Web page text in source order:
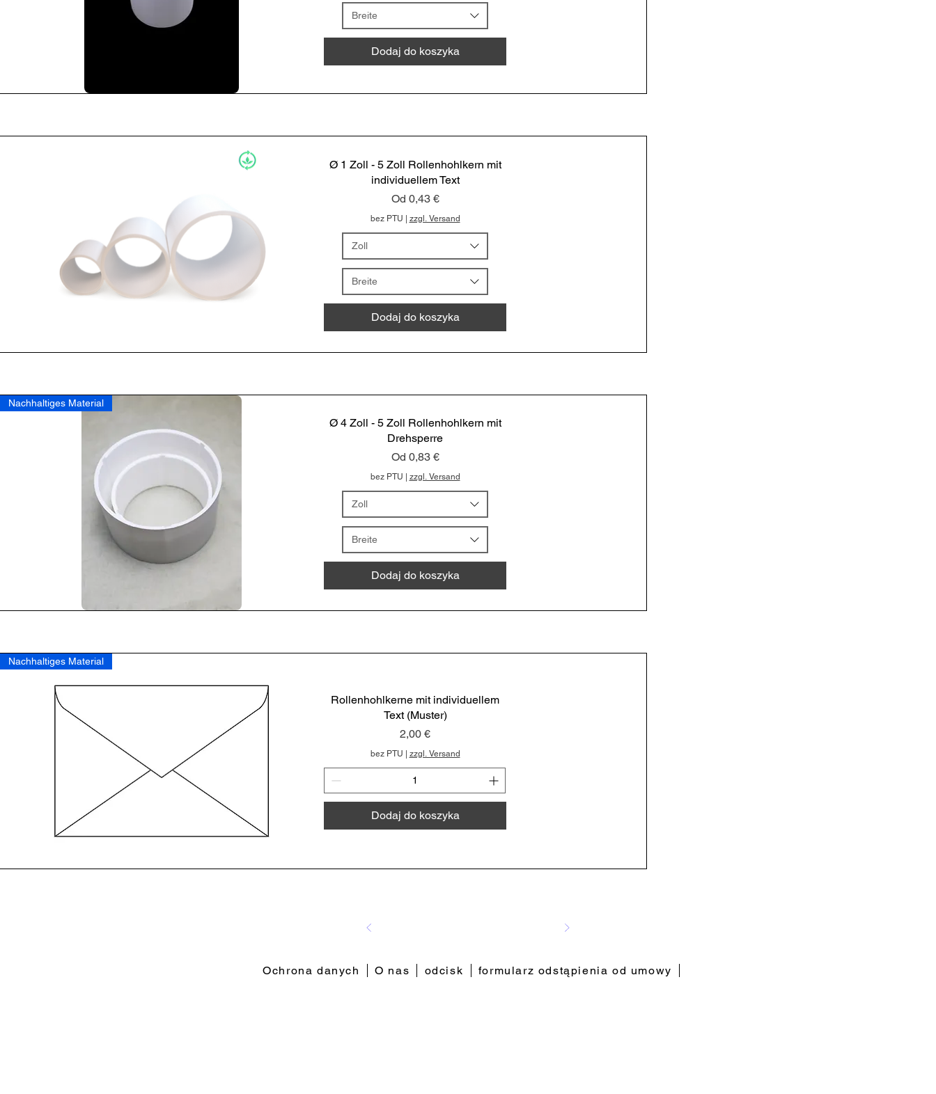
Breite
Dodaj do koszyka
Ø 1 Zoll - 5 Zoll Rollenhohlkern mit
individuellem Text
Od 0,43 €
Cena rabatowa
bez PTU zzgl. Versand
Zoll
Breite
Dodaj do koszyka
Nachhaltiges Material
Ø 4 Zoll - 5 Zoll Rollenhohlkern mit
Drehsperre
Od 0,83 €
Cena rabatowa
bez PTU zzgl. Versand
Zoll
Breite
Dodaj do koszyka
Nachhaltiges Material
Rollenhohlkerne mit individuellem
Text (Muster)
Cena
2,00 €
bez PTU zzgl. Versand
Dodaj do koszyka
Ochrona danych O nas odcisk formularz odstąpienia od umowy